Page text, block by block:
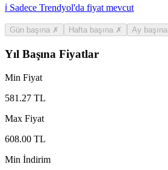
ℹ️ Sadece Trendyol'da fiyat mevcut
Gün başına ✗ Hafta başına ✗ Ay başına
Yıl Başına Fiyatlar
Min Fiyat
581.27 TL
Max Fiyat
608.00 TL
Min İndirim